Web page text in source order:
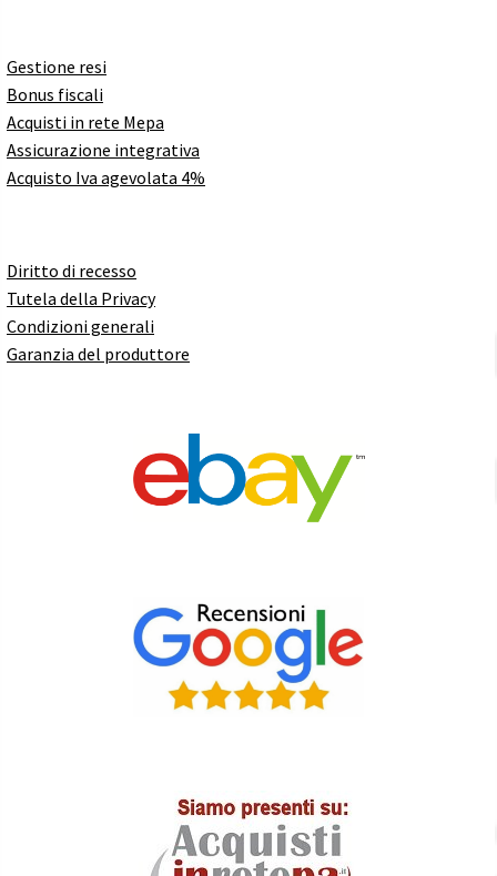
Gestione resi
Bonus fiscali
Acquisti in rete Mepa
Assicurazione integrativa
Acquisto Iva agevolata 4%
Diritto di recesso
Tutela della Privacy
Condizioni generali
Garanzia del produttore